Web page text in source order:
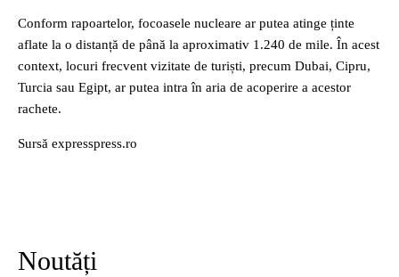
Conform rapoartelor, focoasele nucleare ar putea atinge ținte
aflate la o distanță de până la aproximativ 1.240 de mile. În acest
context, locuri frecvent vizitate de turiști, precum Dubai, Cipru,
Turcia sau Egipt, ar putea intra în aria de acoperire a acestor
rachete.
Sursă expresspress.ro
Noutăți